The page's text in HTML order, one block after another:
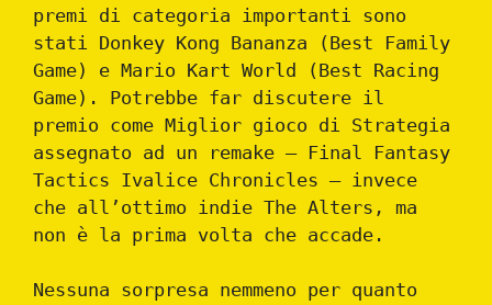
premi di categoria importanti sono
stati Donkey Kong Bananza (Best Family
Game) e Mario Kart World (Best Racing
Game). Potrebbe far discutere il
premio come Miglior gioco di Strategia
assegnato ad un remake – Final Fantasy
Tactics Ivalice Chronicles – invece
che all’ottimo indie The Alters, ma
non è la prima volta che accade.
Nessuna sorpresa nemmeno per quanto